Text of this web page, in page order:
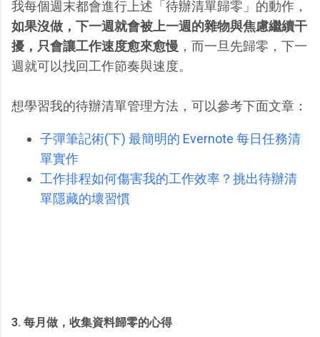
我每個週末都會進行上述「待辦清單歸零」的動作，
如果沒做，下一週就會被上一週的雜物與焦慮繼續干
擾，只會讓工作速度愈來愈慢 ，而一旦先歸零，下一
週就可以找回工作節奏與速度。
想學習我的待辦清單管理方法，可以參考下面文章：
子彈筆記術(下) 最簡明的 Evernote 每日任務清
單實作
工作排程如何傷害我的工作效率？挑出待辦清
單隱藏的壞習慣
3. 每月做，收集資料歸零的心得